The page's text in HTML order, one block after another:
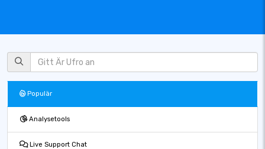
Populär
Analysetools
Live Support Chat